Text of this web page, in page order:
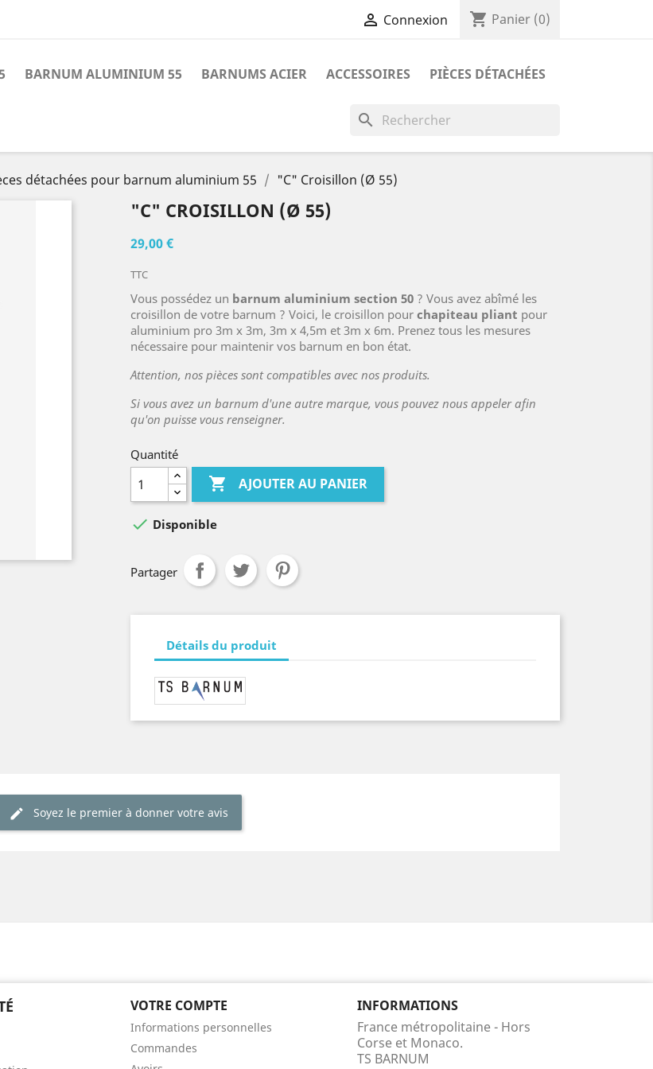
 Connexion shopping_cart Panier (0)
BARNUM ALUMINIUM 55 BARNUMS ACIER ACCESSOIRES PIÈCES DÉTACHÉES
search
détachées pour barnum aluminium 55 "C" Croisillon (Ø 55)
"C" CROISILLON (Ø 55)
29,00 €
TTC
Vous possédez un barnum aluminium section 50 ? Vous avez abîmé les
croisillon de votre barnum ? Voici, le croisillon pour chapiteau pliant pour
aluminium pro 3m x 3m, 3m x 4,5m et 3m x 6m. Prenez tous les mesures
nécessaire pour maintenir vos barnum en bon état.
Attention, nos pièces sont compatibles avec nos produits.
Si vous avez un barnum d'une autre marque, vous pouvez nous appeler afin
qu'on puisse vous renseigner.
Quantité
 AJOUTER AU PANIER
 Disponible
Partager
Détails du produit
Soyez le premier à donner votre avis
VOTRE COMPTE
Informations personnelles
Commandes
INFORMATIONS
France métropolitaine - Hors
Corse et Monaco.
TS BARNUM